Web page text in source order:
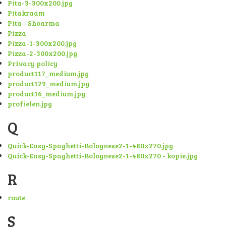
Pita-3-300x200.jpg
Pitakraam
Pita - Shoarma
Pizza
Pizza-1-300x200.jpg
Pizza-2-300x200.jpg
Privacy policy
product117_medium.jpg
product129_medium.jpg
product16_medium.jpg
profielen.jpg
Q
Quick-Easy-Spaghetti-Bolognese2-1-480x270.jpg
Quick-Easy-Spaghetti-Bolognese2-1-480x270 - kopie.jpg
R
route
S